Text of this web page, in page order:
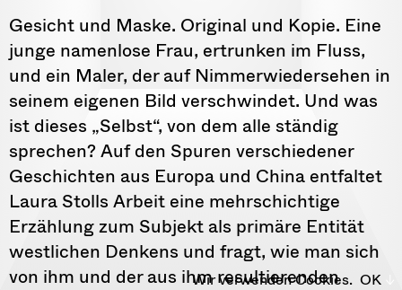
Gesicht und Maske. Original und Kopie. Eine
junge namenlose Frau, ertrunken im Fluss,
und ein Maler, der auf Nimmerwiedersehen in
seinem eigenen Bild verschwindet. Und was
ist dieses „Selbst“, von dem alle ständig
sprechen? Auf den Spuren verschiedener
Geschichten aus Europa und China entfaltet
Laura Stolls Arbeit eine mehrschichtige
Erzählung zum Subjekt als primäre Entität
westlichen Denkens und fragt, wie man sich
von ihm und der aus ihm resultierenden
Wir verwenden Cookies. OK